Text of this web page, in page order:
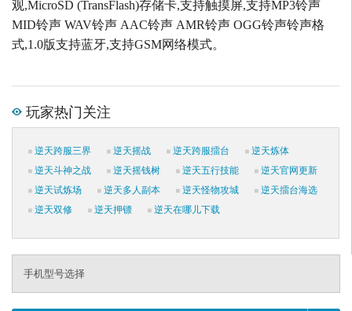
观,MicroSD (TransFlash)存储卡,支持触摸屏,支持MP3铃声
MID铃声 WAV铃声 AAC铃声 AMR铃声 OGG铃声铃声格
式,1.0版支持蓝牙,支持GSM网络模式。
玩家热门关注
逆天跨服三界 逆天摇战 逆天跨服擂台
逆天炼体
逆天斗神之战
逆天摇钱树 逆天五行技能
逆天官网更新
逆天试炼场
逆天多人副本 逆天怪物攻城
逆天擂台海选
逆天双修
逆天押镖 逆天在哪儿下载
手机型号选择